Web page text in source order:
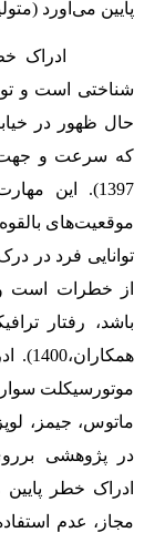
پایین می‌آورد
ادراک
شناختی است و
حال ظهور در
که سرعت و جهت
1397). این
موقعیت‌های
توانایی فرد در
از خطرات است و
باشد، رفتار
موتورسیکلت
ماتوس، جیمز، لوپز
ادراک خطر
مجاز، عدم